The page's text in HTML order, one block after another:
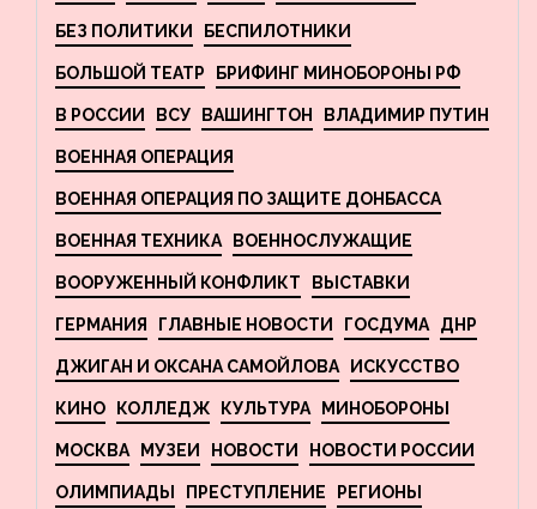
БЕЗ ПОЛИТИКИ БЕСПИЛОТНИКИ
БОЛЬШОЙ ТЕАТР БРИФИНГ МИНОБОРОНЫ РФ
В РОССИИ ВСУ ВАШИНГТОН ВЛАДИМИР ПУТИН
ВОЕННАЯ ОПЕРАЦИЯ
ВОЕННАЯ ОПЕРАЦИЯ ПО ЗАЩИТЕ ДОНБАССА
ВОЕННАЯ ТЕХНИКА ВОЕННОСЛУЖАЩИЕ
ВООРУЖЕННЫЙ КОНФЛИКТ ВЫСТАВКИ
ГЕРМАНИЯ ГЛАВНЫЕ НОВОСТИ ГОСДУМА ДНР
ДЖИГАН И ОКСАНА САМОЙЛОВА ИСКУССТВО
КИНО КОЛЛЕДЖ КУЛЬТУРА МИНОБОРОНЫ
МОСКВА МУЗЕИ НОВОСТИ НОВОСТИ РОССИИ
ОЛИМПИАДЫ ПРЕСТУПЛЕНИЕ РЕГИОНЫ